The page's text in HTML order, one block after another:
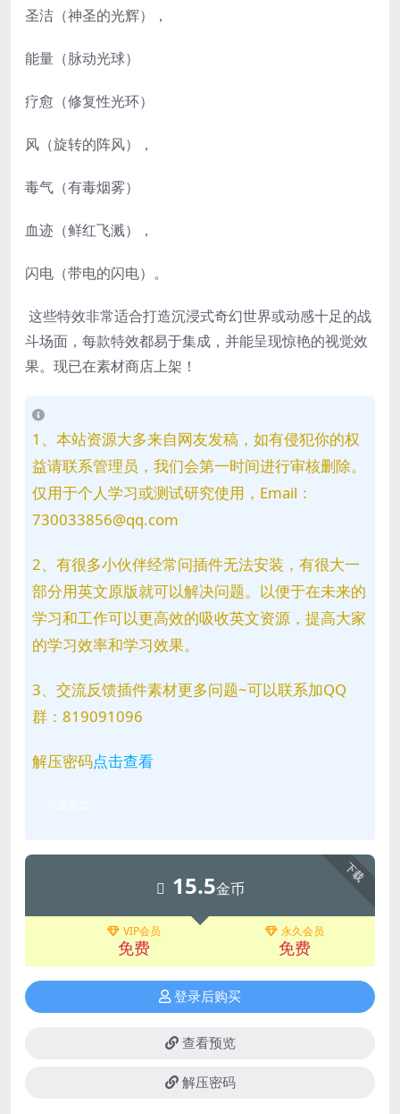
圣洁（神圣的光辉），
能量（脉动光球）
疗愈（修复性光环）
风（旋转的阵风），
毒气（有毒烟雾）
血迹（鲜红飞溅），
闪电（带电的闪电）。
这些特效非常适合打造沉浸式奇幻世界或动感十足的战
斗场面，每款特效都易于集成，并能呈现惊艳的视觉效
果。现已在素材商店上架！
1、本站资源大多来自网友发稿，如有侵犯你的权
益请联系管理员，我们会第一时间进行审核删除。
仅用于个人学习或测试研究使用，Email：
730033856@qq.com
2、有很多小伙伴经常问插件无法安装，有很大一
部分用英文原版就可以解决问题。以便于在未来的
学习和工作可以更高效的吸收英文资源，提高大家
的学习效率和学习效果。
3、交流反馈插件素材更多问题~可以联系加QQ
群：819091096
解压密码点击查看
下载
15.5金币
VIP会员
免费
永久会员
免费
登录后购买
查看预览
解压密码